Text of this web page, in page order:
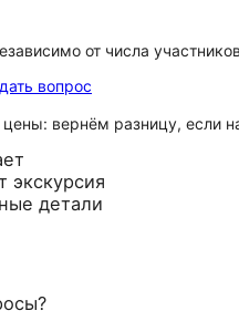
от числа участников
вопрос
цены: вернём разницу, если
экскурсия
детали